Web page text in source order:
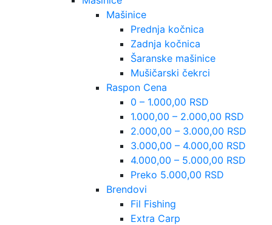
Mašinice
Prednja kočnica
Zadnja kočnica
Šaranske mašinice
Mušičarski čekrci
Raspon Cena
0 – 1.000,00 RSD
1.000,00 – 2.000,00 RSD
2.000,00 – 3.000,00 RSD
3.000,00 – 4.000,00 RSD
4.000,00 – 5.000,00 RSD
Preko 5.000,00 RSD
Brendovi
Fil Fishing
Extra Carp